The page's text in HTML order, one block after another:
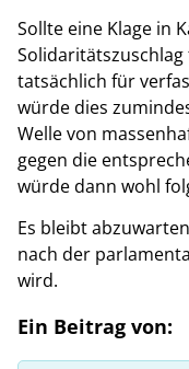
Sollte eine Klage in
tatsächlich für
würde dies
Welle von
gegen die
würde dann wohl
Es bleibt
nach der
wird.
Ein Beitrag von: